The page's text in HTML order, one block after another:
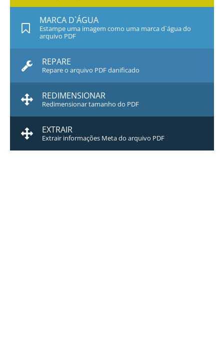
MARCA D`ÁGUA
Estampe uma imagem como uma marca d`água do
arquivo PDF
REPARE
Repare o arquivo PDF danificado
REDIMENSIONAR
Redimensionar tamanho do PDF
EXTRAIR
Extrair informações Meta do arquivo PDF